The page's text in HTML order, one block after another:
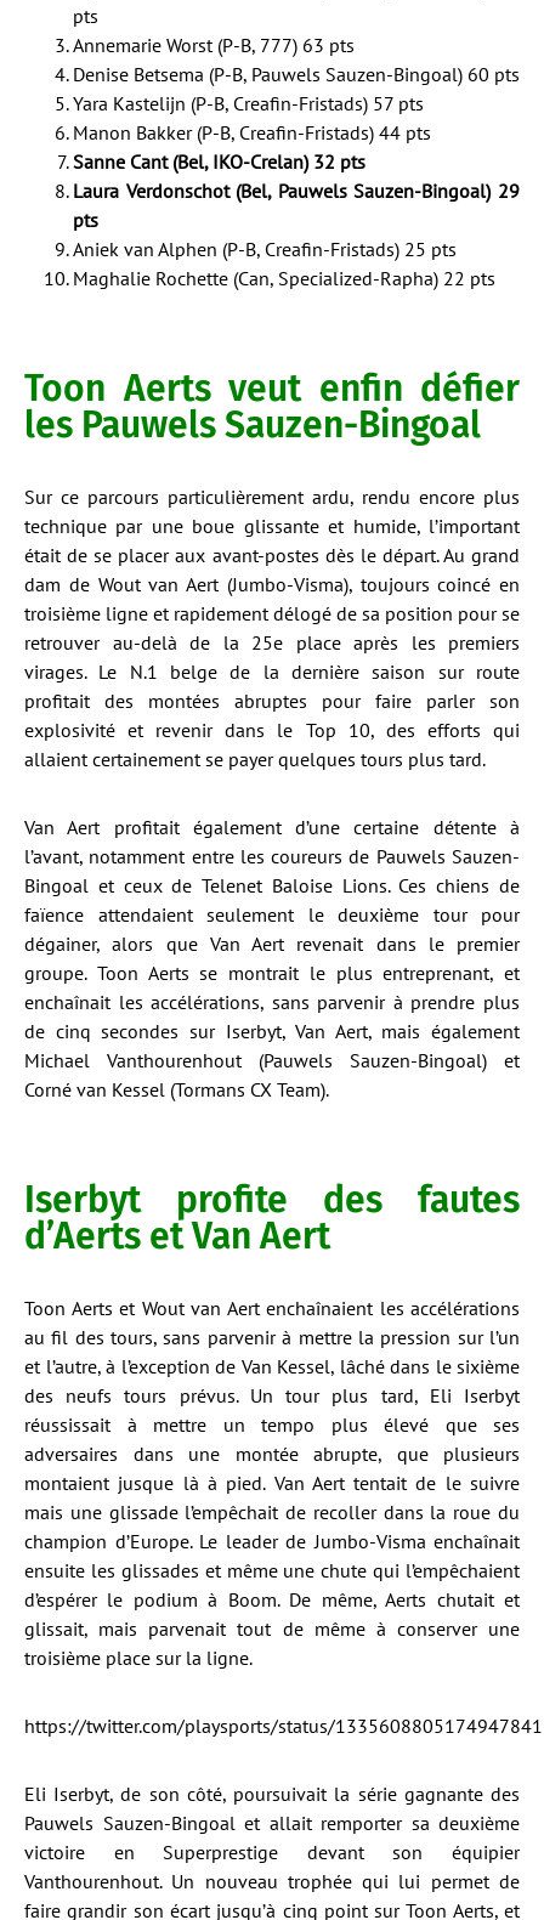
pts
Annemarie Worst (P-B, 777) 63 pts
Denise Betsema (P-B, Pauwels Sauzen-Bingoal) 60 pts
Yara Kastelijn (P-B, Creafin-Fristads) 57 pts
Manon Bakker (P-B, Creafin-Fristads) 44 pts
Sanne Cant (Bel, IKO-Crelan) 32 pts
Laura Verdonschot (Bel, Pauwels Sauzen-Bingoal) 29
pts
Aniek van Alphen (P-B, Creafin-Fristads) 25 pts
Maghalie Rochette (Can, Specialized-Rapha) 22 pts
Toon Aerts veut enfin défier
les Pauwels Sauzen-Bingoal
Sur ce parcours particulièrement ardu, rendu encore plus
technique par une boue glissante et humide, l’important
était de se placer aux avant-postes dès le départ. Au grand
dam de Wout van Aert (Jumbo-Visma), toujours coincé en
troisième ligne et rapidement délogé de sa position pour se
retrouver au-delà de la 25e place après les premiers
virages. Le N.1 belge de la dernière saison sur route
profitait des montées abruptes pour faire parler son
explosivité et revenir dans le Top 10, des efforts qui
allaient certainement se payer quelques tours plus tard.
Van Aert profitait également d’une certaine détente à
l’avant, notamment entre les coureurs de Pauwels Sauzen-
Bingoal et ceux de Telenet Baloise Lions. Ces chiens de
faïence attendaient seulement le deuxième tour pour
dégainer, alors que Van Aert revenait dans le premier
groupe. Toon Aerts se montrait le plus entreprenant, et
enchaînait les accélérations, sans parvenir à prendre plus
de cinq secondes sur Iserbyt, Van Aert, mais également
Michael Vanthourenhout (Pauwels Sauzen-Bingoal) et
Corné van Kessel (Tormans CX Team).
Iserbyt profite des fautes
d’Aerts et Van Aert
Toon Aerts et Wout van Aert enchaînaient les accélérations
au fil des tours, sans parvenir à mettre la pression sur l’un
et l’autre, à l’exception de Van Kessel, lâché dans le sixième
des neufs tours prévus. Un tour plus tard, Eli Iserbyt
réussissait à mettre un tempo plus élevé que ses
adversaires dans une montée abrupte, que plusieurs
montaient jusque là à pied. Van Aert tentait de le suivre
mais une glissade l’empêchait de recoller dans la roue du
champion d’Europe. Le leader de Jumbo-Visma enchaînait
ensuite les glissades et même une chute qui l’empêchaient
d’espérer le podium à Boom. De même, Aerts chutait et
glissait, mais parvenait tout de même à conserver une
troisième place sur la ligne.
https://twitter.com/playsports/status/1335608805174947841
Eli Iserbyt, de son côté, poursuivait la série gagnante des
Pauwels Sauzen-Bingoal et allait remporter sa deuxième
victoire en Superprestige devant son équipier
Vanthourenhout. Un nouveau trophée qui lui permet de
faire grandir son écart jusqu’à cinq point sur Toon Aerts, et